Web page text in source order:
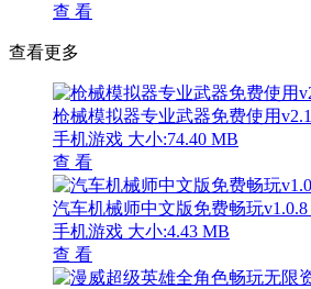
查 看
查看更多
枪械模拟器专业武器免费使用
手机游戏 大小:74.40 MB
查 看
汽车机械师中文版免费畅玩v1.0.8
手机游戏 大小:4.43 MB
查 看